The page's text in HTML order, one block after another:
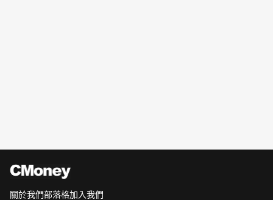
關於我們部落格加入我們